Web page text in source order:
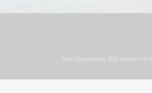
Das dargestellte Bild wurde von